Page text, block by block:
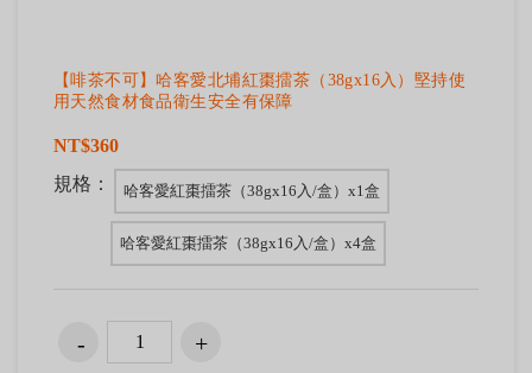
【啡茶不可】哈客愛北埔紅棗擂茶（38gx16入）堅持使
用天然食材食品衛生安全有保障
NT$360
規格：
哈客愛紅棗擂茶（38gx16入/盒）x1盒
哈客愛紅棗擂茶（38gx16入/盒）x4盒